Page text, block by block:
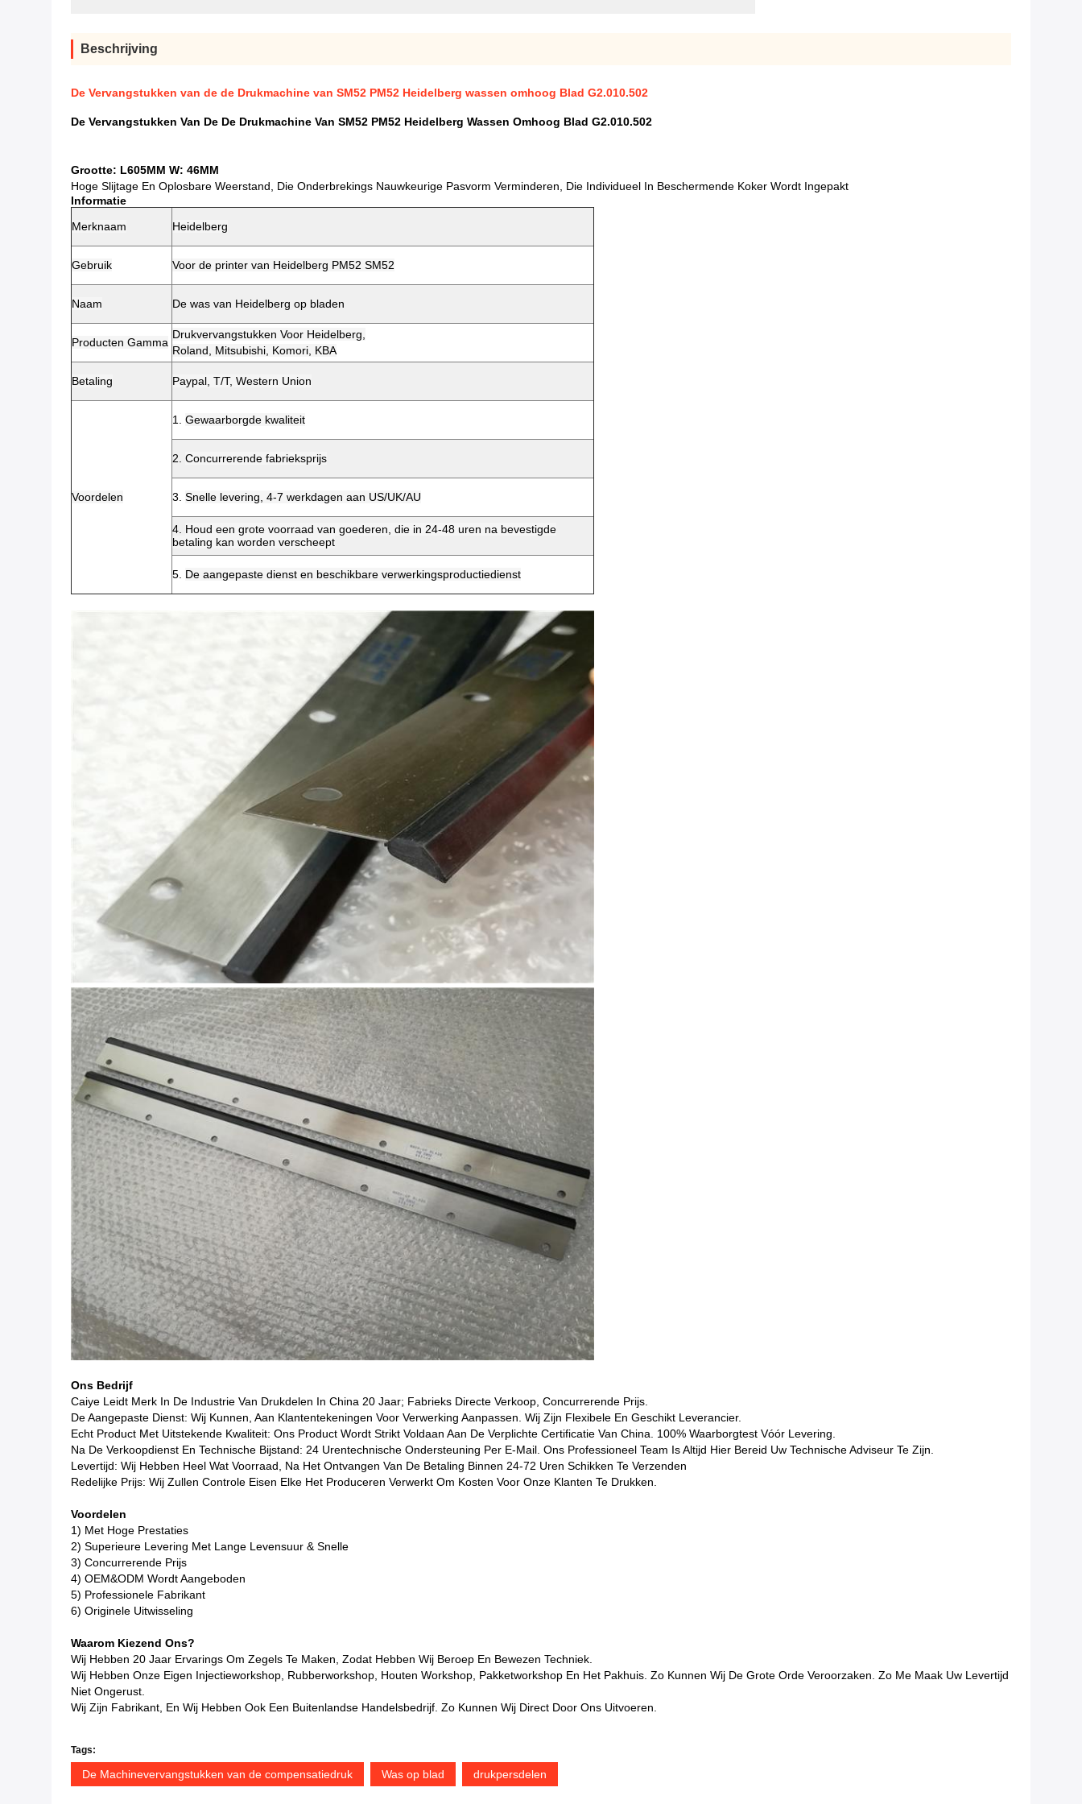
Beschrijving
De Vervangstukken van de de Drukmachine van SM52 PM52 Heidelberg wassen omhoog Blad G2.010.502
De Vervangstukken Van De De Drukmachine Van SM52 PM52 Heidelberg Wassen Omhoog Blad G2.010.502
Grootte: L605MM W: 46MM
Hoge Slijtage En Oplosbare Weerstand, Die Onderbrekings Nauwkeurige Pasvorm Verminderen, Die Individueel In Beschermende Koker Wordt Ingepakt
Informatie
Merknaam
Heidelberg
Gebruik Voor de printer van Heidelberg PM52 SM52
Naam De was van Heidelberg op bladen
Producten Gamma
Drukvervangstukken Voor Heidelberg,
Roland, Mitsubishi, Komori, KBA
Betaling Paypal, T/T, Western Union
Voordelen
1. Gewaarborgde kwaliteit
2. Concurrerende fabrieksprijs
3. Snelle levering, 4-7 werkdagen aan US/UK/AU
4. Houd een grote voorraad van goederen, die in 24-48 uren na bevestigde
betaling kan worden verscheept
5. De aangepaste dienst en beschikbare verwerkingsproductiedienst
Ons Bedrijf
Caiye Leidt Merk In De Industrie Van Drukdelen In China 20 Jaar; Fabrieks Directe Verkoop, Concurrerende Prijs.
De Aangepaste Dienst: Wij Kunnen, Aan Klantentekeningen Voor Verwerking Aanpassen. Wij Zijn Flexibele En Geschikt Leverancier.
Echt Product Met Uitstekende Kwaliteit: Ons Product Wordt Strikt Voldaan Aan De Verplichte Certificatie Van China. 100% Waarborgtest Vóór Levering.
Na De Verkoopdienst En Technische Bijstand: 24 Urentechnische Ondersteuning Per E-Mail. Ons Professioneel Team Is Altijd Hier Bereid Uw Technische Adviseur Te Zijn.
Levertijd: Wij Hebben Heel Wat Voorraad, Na Het Ontvangen Van De Betaling Binnen 24-72 Uren Schikken Te Verzenden
Redelijke Prijs: Wij Zullen Controle Eisen Elke Het Produceren Verwerkt Om Kosten Voor Onze Klanten Te Drukken.
Voordelen
1) Met Hoge Prestaties
2) Superieure Levering Met Lange Levensuur & Snelle
3) Concurrerende Prijs
4) OEM&ODM Wordt Aangeboden
5) Professionele Fabrikant
6) Originele Uitwisseling
Waarom Kiezend Ons?
Wij Hebben 20 Jaar Ervarings Om Zegels Te Maken, Zodat Hebben Wij Beroep En Bewezen Techniek.
Wij Hebben Onze Eigen Injectieworkshop, Rubberworkshop, Houten Workshop, Pakketworkshop En Het Pakhuis. Zo Kunnen Wij De Grote Orde Veroorzaken. Zo Me Maak Uw Levertijd
Niet Ongerust.
Wij Zijn Fabrikant, En Wij Hebben Ook Een Buitenlandse Handelsbedrijf. Zo Kunnen Wij Direct Door Ons Uitvoeren.
Tags:
De Machinevervangstukken van de compensatiedruk Was op blad drukpersdelen